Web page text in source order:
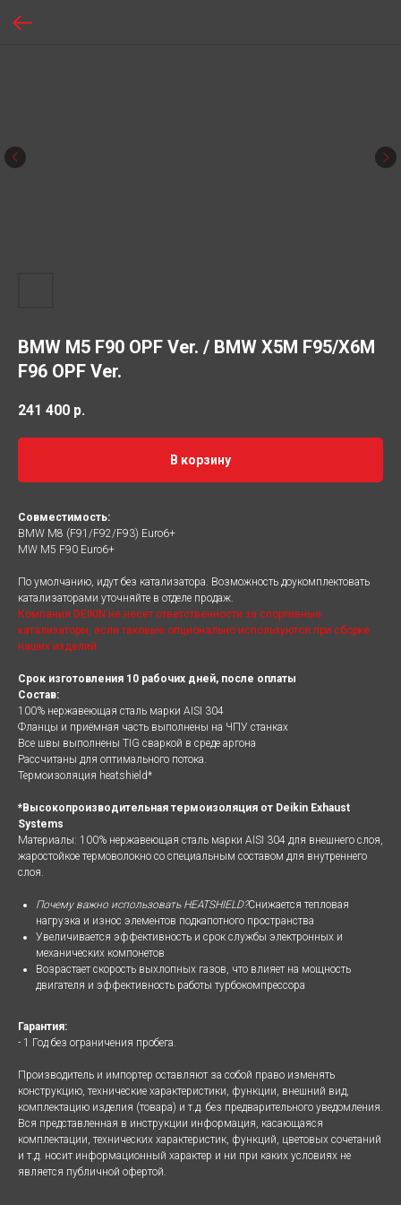
BMW M5 F90 OPF Ver. / BMW X5M F95/X6M
F96 OPF Ver.
241 400 р.
В корзину
Совместимость:
BMW M8 (F91/F92/F93) Euro6+
MW M5 F90 Euro6+
По умолчанию, идут без катализатора. Возможность доукомплектовать
катализаторами уточняйте в отделе продаж.
Компания DEIKIN не несет ответственности за спортивные
катализаторы, если таковые опционально используются при сборке
наших изделий.
Срок изготовления 10 рабочих дней, после оплаты
Состав:
100% нержавеющая сталь марки AISI 304
Фланцы и приёмная часть выполнены на ЧПУ станках
Все швы выполнены TIG сваркой в среде аргона
Рассчитаны для оптимального потока.
Термоизоляция heatshield*
*Высокопроизводительная термоизоляция от Deikin Exhaust
Systems
Материалы: 100% нержавеющая сталь марки AISI 304 для внешнего слоя,
жаростойкое термоволокно со специальным составом для внутреннего
слоя.
Почему важно использовать HEATSHIELD?Снижается тепловая
нагрузка и износ элементов подкапотного пространства
Увеличивается эффективность и срок службы электронных и
механических компонетов
Возрастает скорость выхлопных газов, что влияет на мощность
двигателя и эффективность работы турбокомпрессора
Гарантия:
- 1 Год без ограничения пробега.
Производитель и импортер оставляют за собой право изменять
конструкцию, технические характеристики, функции, внешний вид,
комплектацию изделия (товара) и т.д. без предварительного уведомления.
Вся представленная в инструкции информация, касающаяся
комплектации, технических характеристик, функций, цветовых сочетаний
и т.д. носит информационный характер и ни при каких условиях не
является публичной офертой.